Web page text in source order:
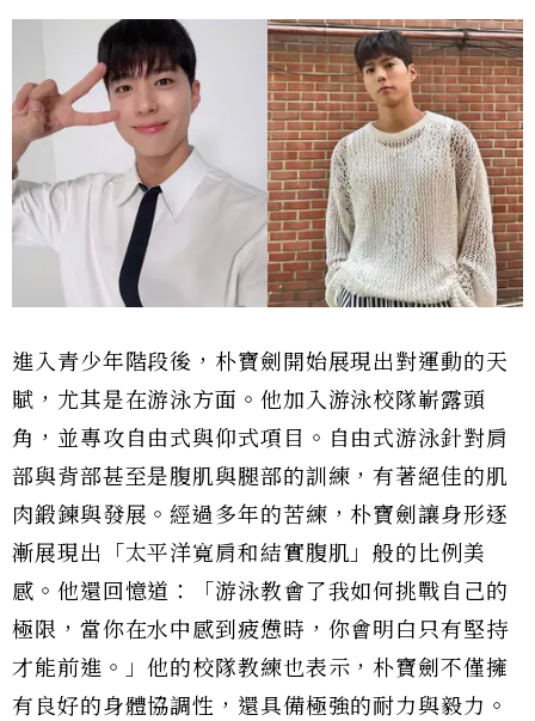
進入青少年階段後，朴寶劍開始展現出對運動的天
賦，尤其是在游泳方面。他加入游泳校隊嶄露頭
角，並專攻自由式與仰式項目。自由式游泳針對肩
部與背部甚至是腹肌與腿部的訓練，有著絕佳的肌
肉鍛鍊與發展。經過多年的苦練，朴寶劍讓身形逐
漸展現出「太平洋寬肩和結實腹肌」般的比例美
感。他還回憶道：「游泳教會了我如何挑戰自己的
極限，當你在水中感到疲憊時，你會明白只有堅持
才能前進。」他的校隊教練也表示，朴寶劍不僅擁
有良好的身體協調性，還具備極強的耐力與毅力。